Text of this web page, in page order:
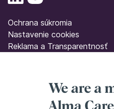
Ochrana súkromia
Nastavenie cookies
Reklama a Transparentnosť
We are a